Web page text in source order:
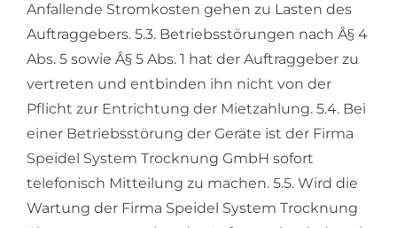
Anfallende Stromkosten gehen zu Lasten des
Auftraggebers. 5.3. Betriebsstörungen nach Â§ 4
Abs. 5 sowie Â§ 5 Abs. 1 hat der Auftraggeber zu
vertreten und entbinden ihn nicht von der
Pflicht zur Entrichtung der Mietzahlung. 5.4. Bei
einer Betriebsstörung der Geräte ist der Firma
Speidel System Trocknung GmbH sofort
telefonisch Mitteilung zu machen. 5.5. Wird die
Wartung der Firma Speidel System Trocknung